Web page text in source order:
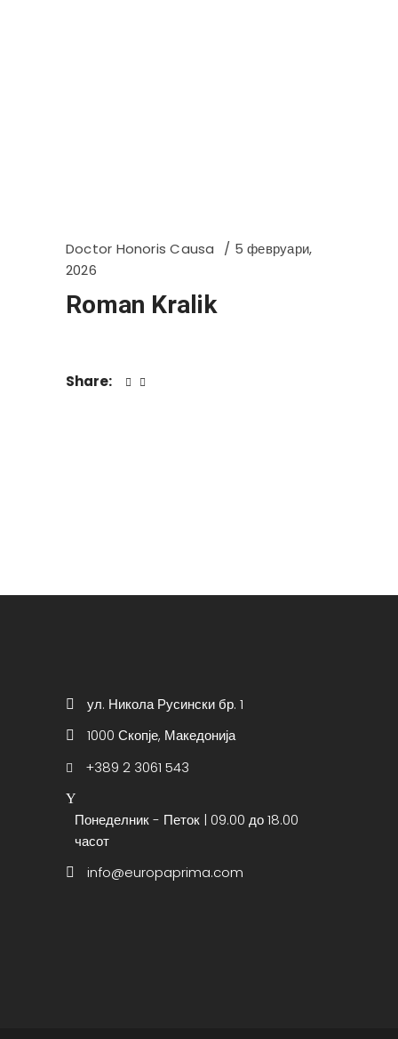
Doctor Honoris Causa
5 февруари,
2026
Roman Kralik
Share:
ул. Никола Русински бр. 1
1000 Скопје, Македонија
+389 2 3061 543
Понеделник - Петок | 09.00 до 18.00
часот
info@europaprima.com